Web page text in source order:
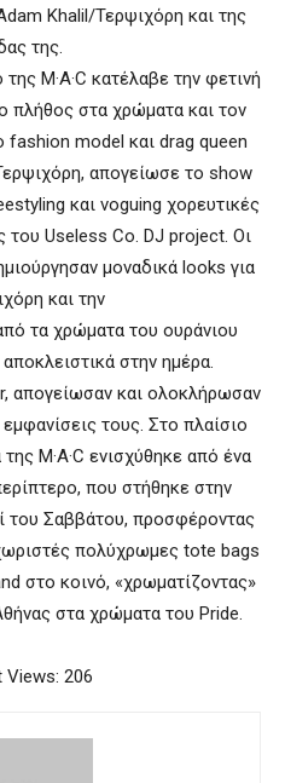
Khalil/Τερψιχόρη και της
της.
M·A·C κατέλαβε την φετινή
πλήθος στα χρώματα και τον
fashion model και drag queen
απογείωσε το show
και voguing χορευτικές
του Useless Co. DJ project. Οι
μοναδικά looks για
και την
τα χρώματα του ουράνιου
στην ημέρα.
απογείωσαν και ολοκλήρωσαν
τους. Στο πλαίσιο
M·A·C ενισχύθηκε από ένα
που στήθηκε στην
του Σαββάτου, προσφέροντας
πολύχρωμες tote bags
στο κοινό, «χρωματίζοντας»
στα χρώματα του Pride.
Views: 206